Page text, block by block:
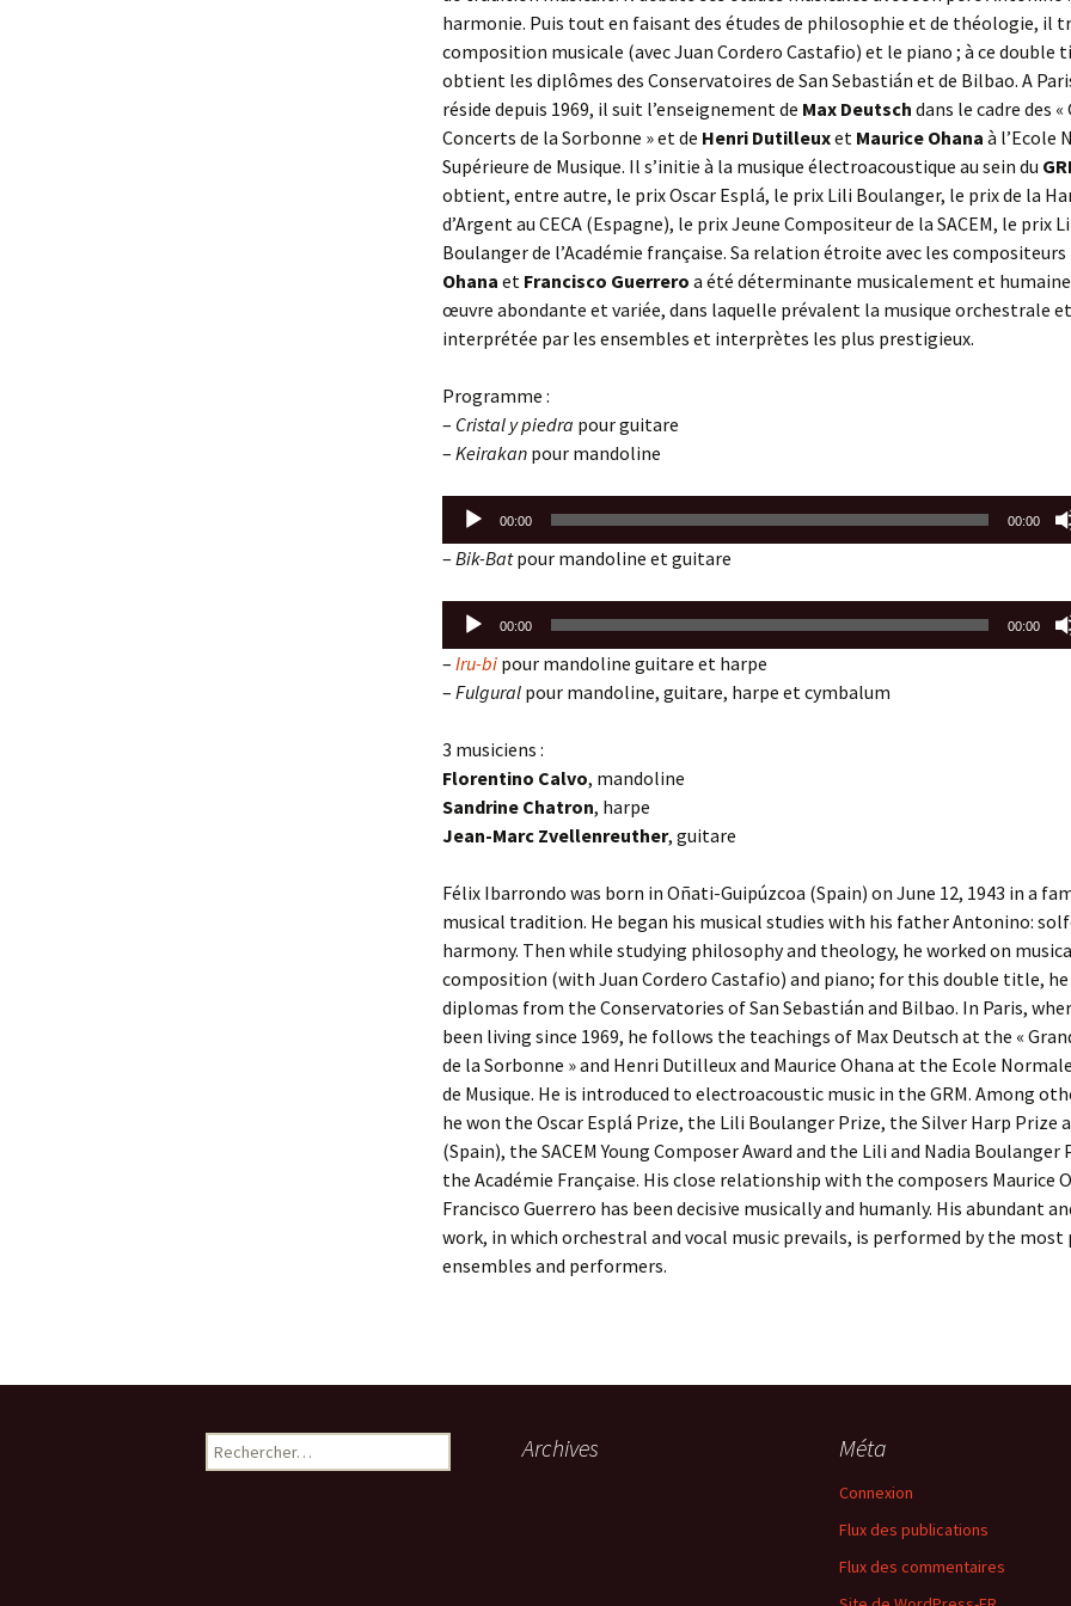
Impressions d’Allemagne
et d’Autriche
Impressions d’Amérique
Barroco
Méditerranée
contemporaine
Ciné-concert
ElecTrio
Massalia
D’une sérénade l’autre
50/50 : Janis Joplin/Jimi
Kronos Ballads
Contes contemporains
Le tyran, le luthier et le
temps
Pince-sans-rire
Pincées résonnantes
harmonie. Puis tout en faisant des études de philosophie et de théologie, il
composition musicale (avec Juan Cordero Castafio) et le piano ; à ce double
obtient les diplômes des Conservatoires de San Sebastián et de Bilbao. A
réside depuis 1969, il suit l’enseignement de Max Deutsch dans le cadre des «
Concerts de la Sorbonne » et de Henri Dutilleuxet Maurice Ohana à l’Ecole
Supérieure de Musique. Il s’initie à la musique électroacoustique au sein du
obtient, entre autre, le prix Oscar Esplá, le prix Lili Boulanger, le prix de la
d’Argent au CECA (Espagne), le prix Jeune Compositeur de la SACEM, le prix
Boulanger de l’Académie française. Sa relation étroite avec les compositeurs
Ohana et Francisco Guerrero a été déterminante musicalement et
œuvre abondante et variée, dans laquelle prévalent la musique orchestrale
interprétée par les ensembles et interprètes les plus prestigieux.
Programme :
– Cristal y piedra pour guitare
– Keirakan pour mandoline
Lecteur
audio
00:00 00:00
– Bik-Batpour mandoline et guitare
Lecteur
audio
00:00 00:00
– Iru-bi pour mandoline guitare et harpe
– Fulgural pour mandoline, guitare, harpe et cymbalum
3 musiciens :
Florentino Calvo, mandoline
Sandrine Chatron, harpe
Jean-Marc Zvellenreuther, guitare
Félix Ibarrondo was born in Oñati-Guipúzcoa (Spain) on June 12, 1943 in a
musical tradition. He began his musical studies with his father Antonino:
harmony. Then while studying philosophy and theology, he worked on
composition (with Juan Cordero Castafio) and piano; for this double title,
diplomas from the Conservatories of San Sebastián and Bilbao. In Paris,
been living since 1969, he follows the teachings of Max Deutsch at the «
de la Sorbonne » and Henri Dutilleux and Maurice Ohana at the Ecole
de Musique. He is introduced to electroacoustic music in the GRM. Among
he won the Oscar Esplá Prize, the Lili Boulanger Prize, the Silver Harp Prize
(Spain), the SACEM Young Composer Award and the Lili and Nadia Boulanger
the Académie Française. His close relationship with the composers Maurice
Francisco Guerrero has been decisive musically and humanly. His abundant
work, in which orchestral and vocal music prevails, is performed by the most
ensembles and performers.
Rechercher : Archives Méta
Connexion
Flux des publications
Flux des commentaires